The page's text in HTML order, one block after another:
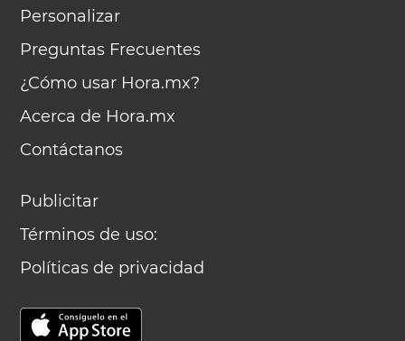
Personalizar
Preguntas Frecuentes
¿Cómo usar Hora.mx?
Acerca de Hora.mx
Contáctanos
Publicitar
Términos de uso:
Políticas de privacidad